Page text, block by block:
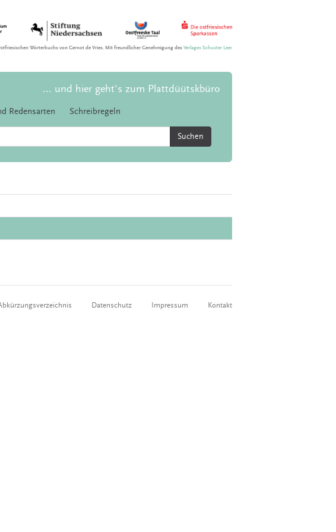
Wörterbuchs von Gernot de Vries. Mit freundlicher Genehmigung desVerlages Schuster Leer
... und hier geht's zum Plattdüütskbüro
Redensarten Schreibregeln
Suchen
Datenschutz Impressum Kontakt